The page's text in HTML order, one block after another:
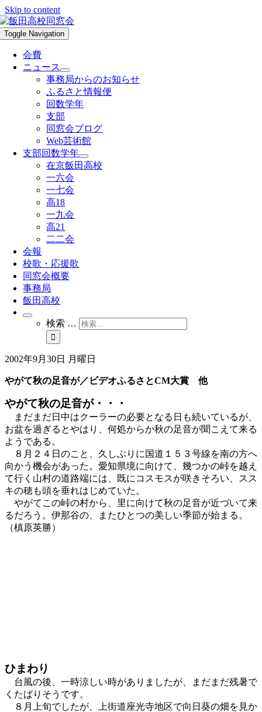
Skip to content
Toggle Navigation
会費
ニュース
事務局からのお知らせ
ふるさと情報便
回数学年
支部
同窓会ブログ
Web芸術館
支部回数学年
在京飯田高校
一六会
一七会
高18
一九会
高21
二二会
会報
校歌・応援歌
同窓会概要
事務局
飯田高校
検索 …
2002年9月30日 月曜日
やがて秋の足音が／ビデオふるさとCM大賞 他
やがて秋の足音が・・・
まだまだ日中はクーラーの必要となる日も続いているが、
お盆を過ぎるとやはり、何処からか秋の足音が聞こえて来る
ようである。
８月２４日のこと、久しぶりに国道１５３号線を南の方へ
向かう機会があった。愛知県境に向けて、幾つかの峠を越え
て行く山村の道路端には、既にコスモスが咲きそろい、スス
キの穂も頭を垂れはじめていた。
やがてこの峠の村から、里に向けて秋の足音が近づいて来
るだろう。伊那谷の、またひとつの美しい季節が始まる。
（槙原英勝）
ひまわり
台風の後、一時涼しい時がありましたが、まだまだ残暑で
くたばりそうです。
８月上旬でしたが、上街道座光寺地区で向日葵の畑を見か